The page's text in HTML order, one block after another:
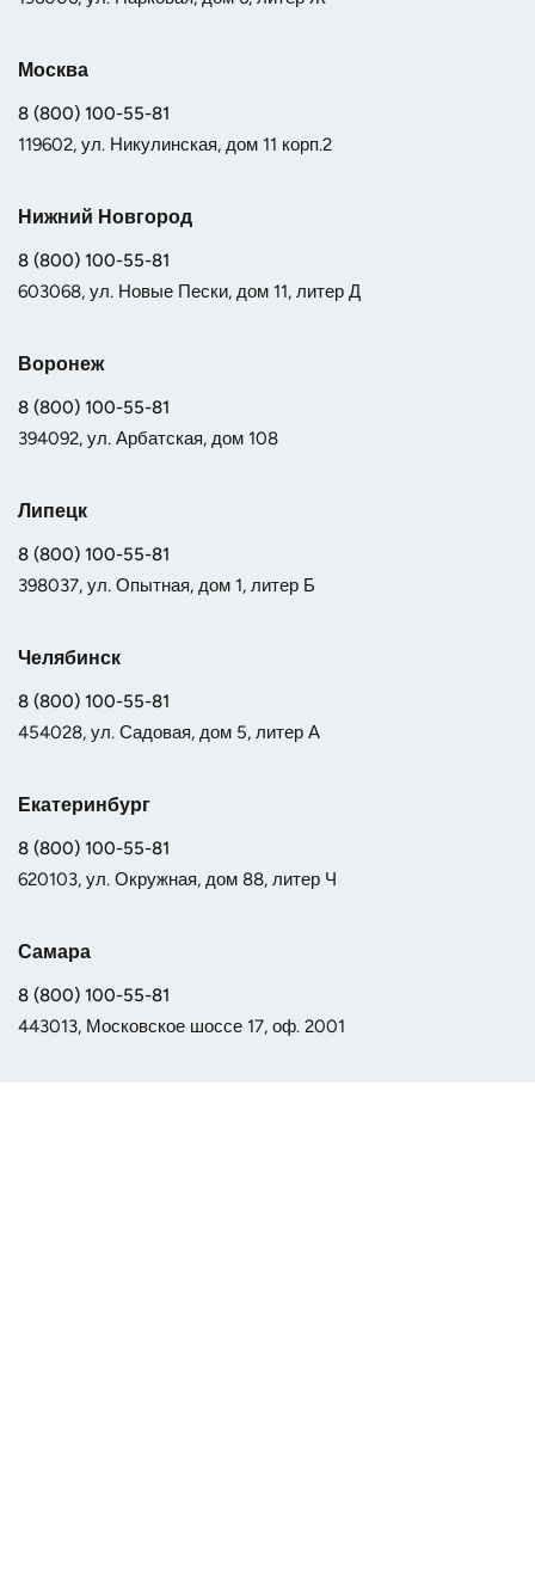
Москва
8 (800) 100-55-81
119602, ул. Никулинская, дом 11 корп.2
Нижний Новгород
8 (800) 100-55-81
603068, ул. Новые Пески, дом 11, литер Д
Воронеж
8 (800) 100-55-81
394092, ул. Арбатская, дом 108
Липецк
8 (800) 100-55-81
398037, ул. Опытная, дом 1, литер Б
Челябинск
8 (800) 100-55-81
454028, ул. Садовая, дом 5, литер А
Екатеринбург
8 (800) 100-55-81
620103, ул. Окружная, дом 88, литер Ч
Самара
8 (800) 100-55-81
443013, Московское шоссе 17, оф. 2001